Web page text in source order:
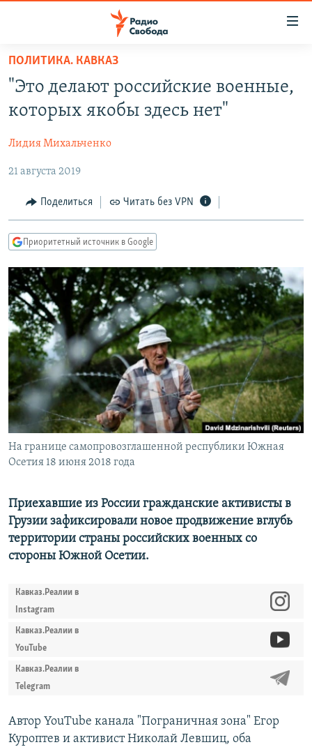
упрощенного
доступа
основному
Вернутся
главной
навигации
Вернутся
поиску
ПРОГРАММЫ
ПОДКАСТЫ
АВТОРСКИЕ ПРОЕКТЫ
ЦИТАТЫ СВОБОДЫ
МНЕНИЯ
КУЛЬТУРА
IDEL.РЕАЛИИ
КАВКАЗ.РЕАЛИИ
СЕВЕР.РЕАЛИИ
СИБИРЬ.РЕАЛИИ
РАСПИСАНИЕ ВЕЩАНИЯ
ПОДПИШИТЕСЬ НА РАССЫЛКУ
СОЦИАЛЬНЫЕ СЕТИ
ПОЛИТИКА. КАВКАЗ
"Это делают российские военные,
которых якобы здесь нет"
Лидия Михальченко
21 августа 2019
Поделиться Читать без VPN
Приоритетный источник в Google
На границе самопровозглашенной республики Южная
Осетия 18 июня 2018 года
Приехавшие из России гражданские активисты в
Грузии зафиксировали новое продвижение вглубь
территории страны российских военных со
стороны Южной Осетии.
Кавказ.Реалии в
Instagram
Кавказ.Реалии в
YouTube
Кавказ.Реалии в
Telegram
Автор YouTube канала "Пограничная зона" Егор
Куроптев и активист Николай Левшиц, оба